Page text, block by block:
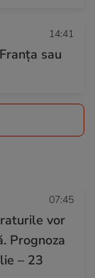
14:41
sau
07:45
vor
Prognoza
– 23